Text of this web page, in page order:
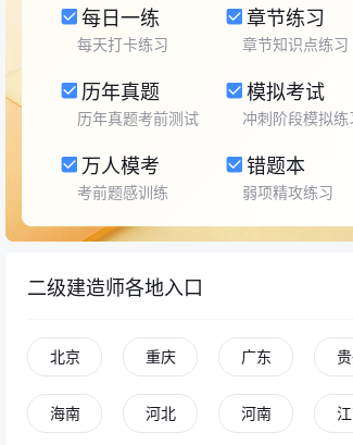
每日一练
每天打卡练习
章节练习
章节知识点练习
历年真题
历年真题考前测试
模拟考试
冲刺阶段模拟练
万人模考
考前题感训练
错题本
弱项精攻练习
二级建造师各地入口
北京 重庆 广东
海南 河北 河南